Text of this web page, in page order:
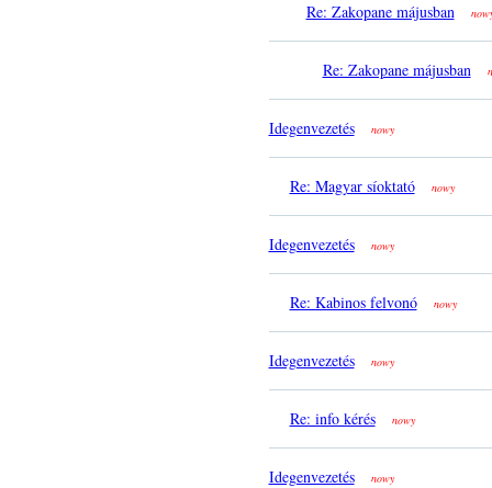
Re: Zakopane májusban
Re: Zakopane májusban
Idegenvezetés nowy
Re: Magyar síoktató nowy
Idegenvezetés nowy
Re: Kabinos felvonó nowy
Idegenvezetés nowy
Re: info kérés nowy
Idegenvezetés nowy